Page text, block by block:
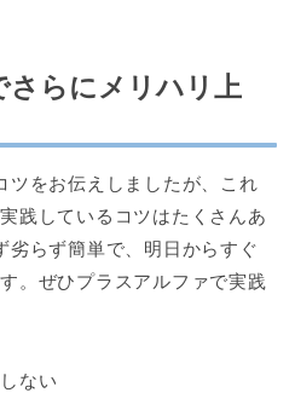
さらにメリハリ上
ツをお伝えしましたが、これ
践しているコツはたくさんあ
劣らず簡単で、明日からすぐ
。ぜひプラスアルファで実践
ない